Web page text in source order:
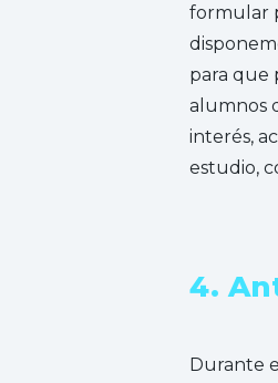
formular
para que
alumnos
interés,
estudio,
4.
Durante